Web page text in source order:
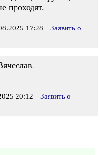
проходят.
17:28
Заявить о
20:12
Заявить о